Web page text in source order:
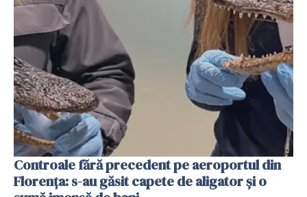
Controale fără precedent pe aeroportul din
Florența: s-au găsit capete de aligator și o